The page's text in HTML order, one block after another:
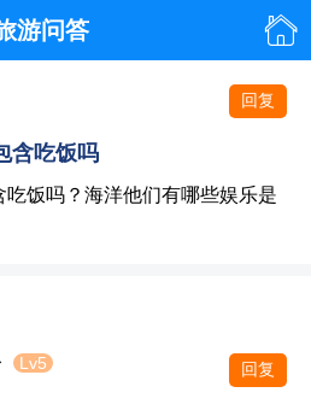
游问答 
回复
含吃饭吗
饭吗？海洋他们有哪些娱乐是
Lv5 回复